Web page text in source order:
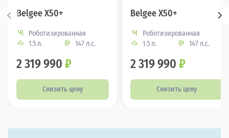
Belgee X50+
Роботизированная
1.5 л.
147 л.с.
2 319 990 ₽
Снизить цену
Belgee X50+
Роботизированная
1.5 л.
147 л.с.
2 319 990 ₽
Снизить цену